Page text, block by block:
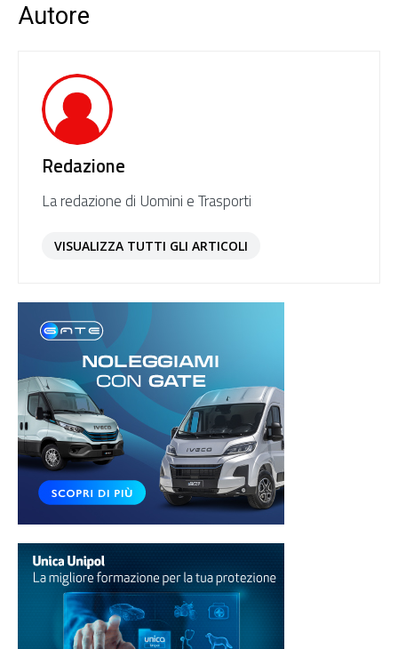
Autore
Redazione
La redazione di Uomini e Trasporti
VISUALIZZA TUTTI GLI ARTICOLI